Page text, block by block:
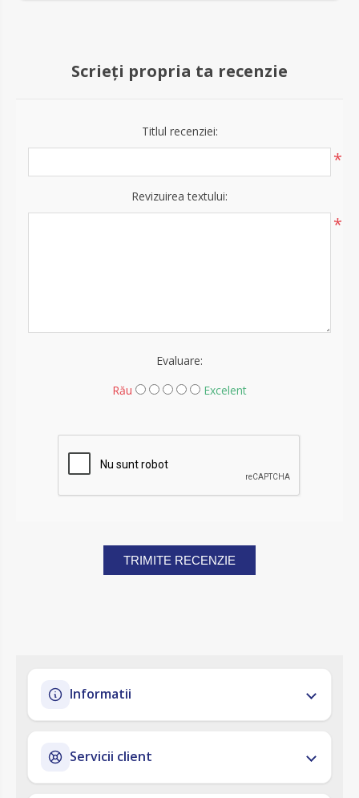
Scrieți propria ta recenzie
Titlul recenziei:
*
Revizuirea textului:
*
Evaluare:
Rău
Excelent
TRIMITE RECENZIE
Informatii
Servicii client